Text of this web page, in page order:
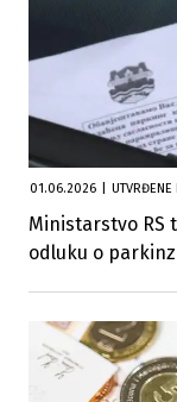
01.06.2026 UTVRĐENE
Ministarstvo RS
odluku o